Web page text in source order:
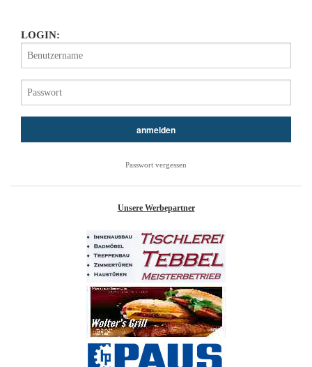
LOGIN:
Passwort vergessen
Unsere Werbepartner